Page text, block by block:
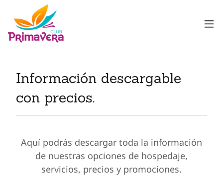
Información descargable
con precios.
Aquí podrás descargar toda la información
de nuestras opciones de hospedaje,
servicios, precios y promociones.